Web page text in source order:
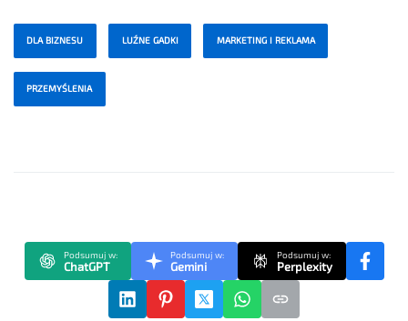
DLA BIZNESU LUŹNE GADKI MARKETING I REKLAMA
PRZEMYŚLENIA
Podsumuj w:
ChatGPT
Podsumuj w:
Gemini
Podsumuj w:
Perplexity